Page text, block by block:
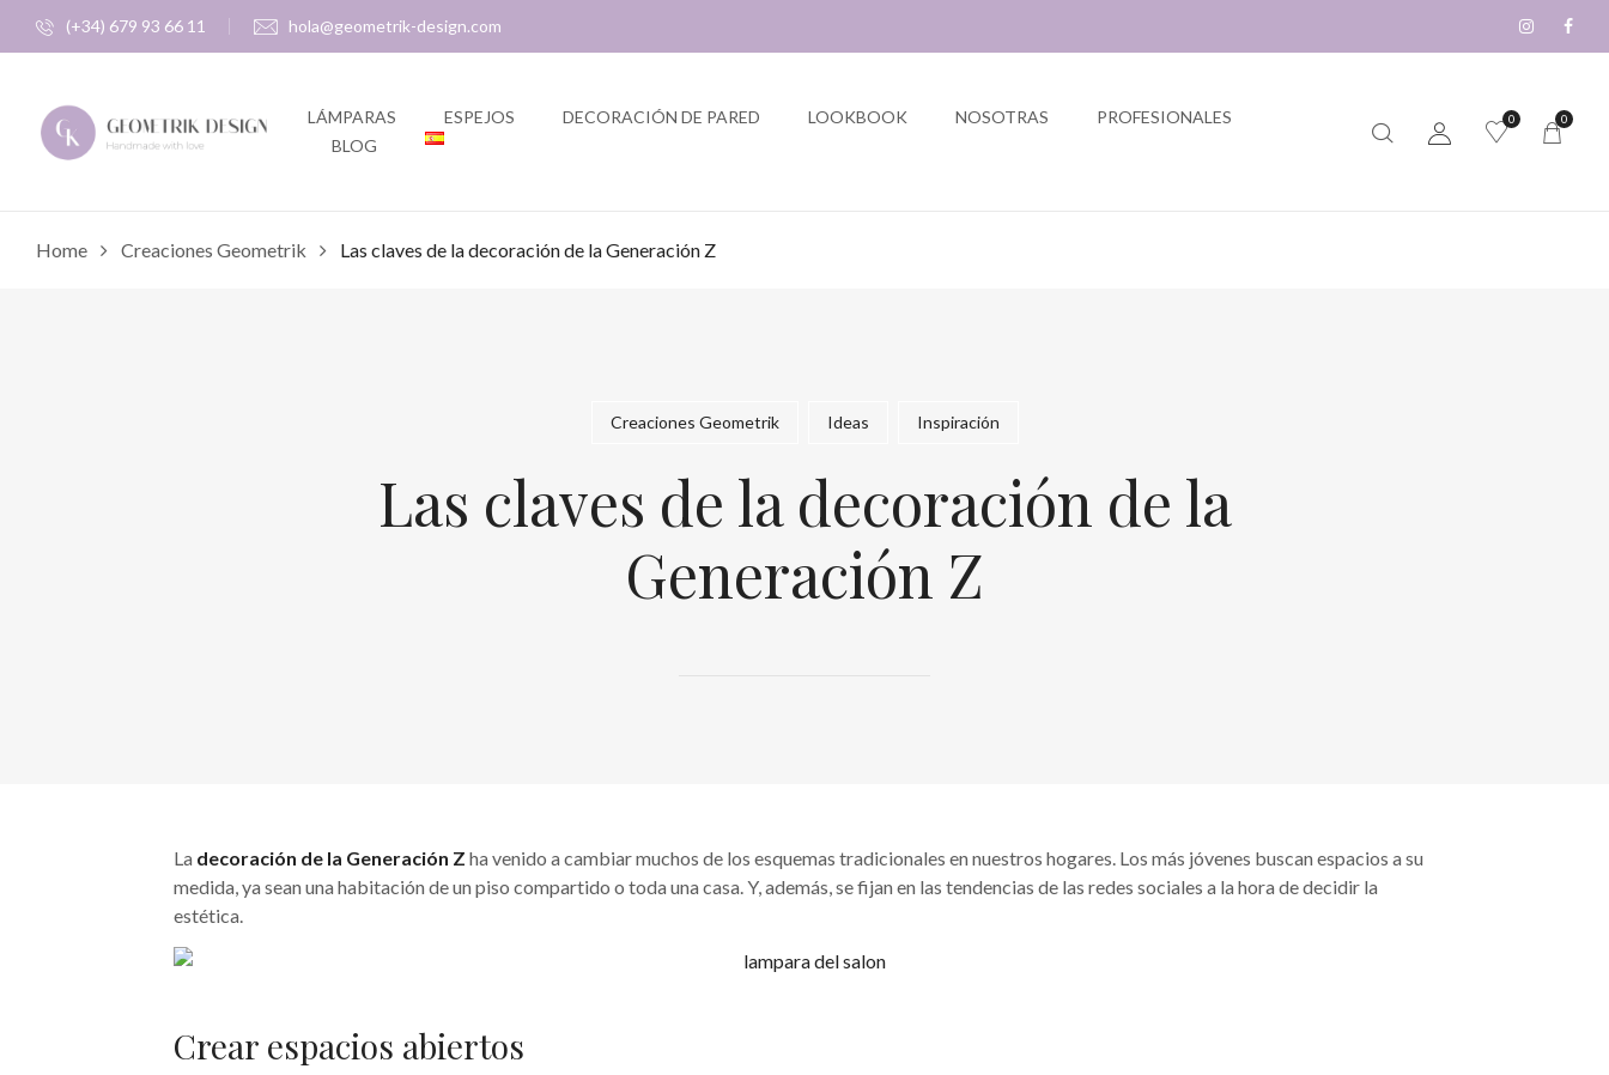
(+34) 679 93 66 11 hola@geometrik-design.com
LÁMPARAS ESPEJOS DECORACIÓN DE PARED LOOKBOOK NOSOTRAS
PROFESIONALES
BLOG
0 0
Home Creaciones Geometrik Las claves de la decoración de la Generación Z
Creaciones Geometrik Ideas Inspiración
Las claves de la decoración de la
Generación Z
La decoración de la Generación Z ha venido a cambiar muchos de los esquemas tradicionales en nuestros hogares. Los más jóvenes buscan espacios a su
medida, ya sean una habitación de un piso compartido o toda una casa. Y, además, se fijan en las tendencias de las redes sociales a la hora de decidir la
estética.
Crear espacios abiertos